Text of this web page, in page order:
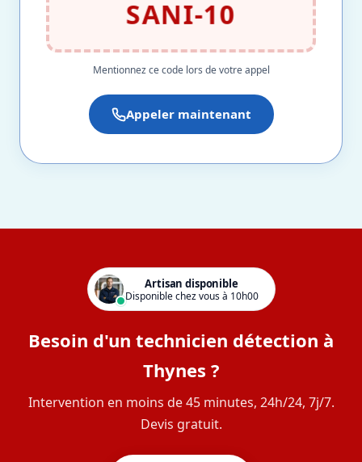
SANI-10
Mentionnez ce code lors de votre appel
Appeler maintenant
Artisan disponible
Disponible chez vous à 10h00
Besoin d'un technicien détection à
Thynes ?
Intervention en moins de 45 minutes, 24h/24, 7j/7.
Devis gratuit.